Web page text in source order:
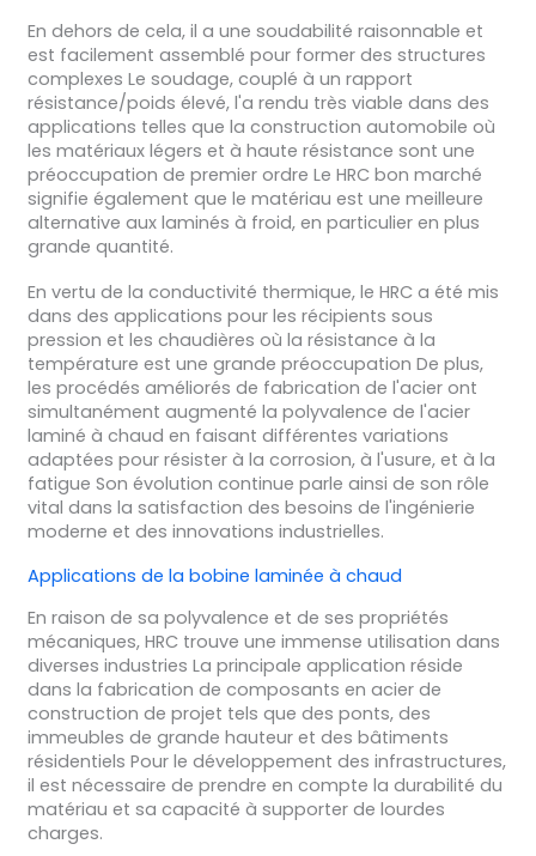
En dehors de cela, il a une soudabilité raisonnable et
est facilement assemblé pour former des structures
complexes Le soudage, couplé à un rapport
résistance/poids élevé, l'a rendu très viable dans des
applications telles que la construction automobile où
les matériaux légers et à haute résistance sont une
préoccupation de premier ordre Le HRC bon marché
signifie également que le matériau est une meilleure
alternative aux laminés à froid, en particulier en plus
grande quantité.
En vertu de la conductivité thermique, le HRC a été mis
dans des applications pour les récipients sous
pression et les chaudières où la résistance à la
température est une grande préoccupation De plus,
les procédés améliorés de fabrication de l'acier ont
simultanément augmenté la polyvalence de l'acier
laminé à chaud en faisant différentes variations
adaptées pour résister à la corrosion, à l'usure, et à la
fatigue Son évolution continue parle ainsi de son rôle
vital dans la satisfaction des besoins de l'ingénierie
moderne et des innovations industrielles.
Applications de la bobine laminée à chaud
En raison de sa polyvalence et de ses propriétés
mécaniques, HRC trouve une immense utilisation dans
diverses industries La principale application réside
dans la fabrication de composants en acier de
construction de projet tels que des ponts, des
immeubles de grande hauteur et des bâtiments
résidentiels Pour le développement des infrastructures,
il est nécessaire de prendre en compte la durabilité du
matériau et sa capacité à supporter de lourdes
charges.